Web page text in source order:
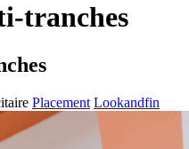
tranches
Placement Lookandfin